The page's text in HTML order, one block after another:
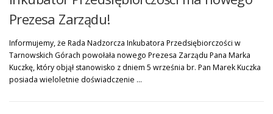
Prezesa Zarządu!
Informujemy, że Rada Nadzorcza Inkubatora Przedsiębiorczości w
Tarnowskich Górach powołała nowego Prezesa Zarządu Pana Marka
Kuczkę, który objął stanowisko z dniem 5 września br. Pan Marek Kuczka
posiada wieloletnie doświadczenie …